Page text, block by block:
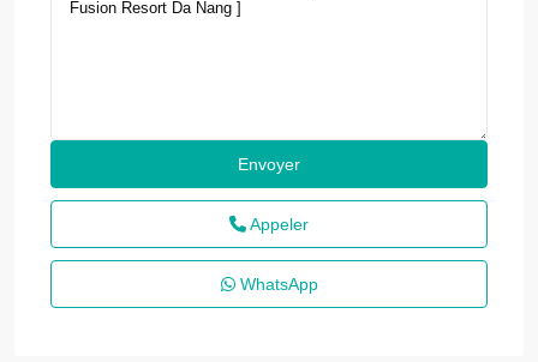
Appeler
WhatsApp